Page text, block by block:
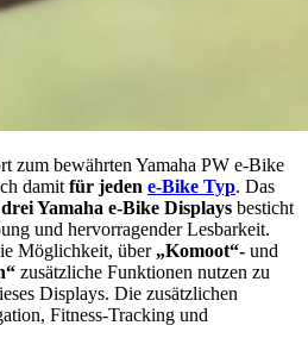
zum bewährten Yamaha PW e-Bike
damit für jeden e-Bike Typ. Das
Yamaha e-Bike Displays besticht
und hervorragender Lesbarkeit.
Möglichkeit, über „Komoot“- und
zusätzliche Funktionen nutzen zu
Displays. Die zusätzlichen
Fitness-Tracking und